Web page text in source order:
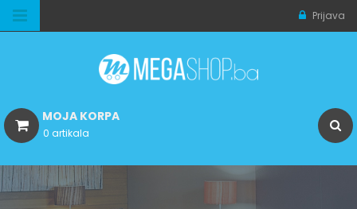
Prijava
MOJA KORPA
0 artikala